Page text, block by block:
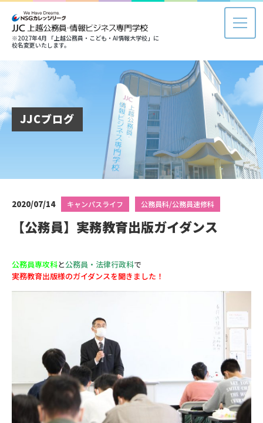
※2027年4月 「上越公務員・こども・AI情報大学校」に
校名変更いたします。
JJCブログ
2020/07/14 キャンパスライフ 公務員科/公務員速修科
【公務員】実務教育出版ガイダンス
公務員専攻科と公務員・法律行政科で
実務教育出版様のガイダンスを聞きました！